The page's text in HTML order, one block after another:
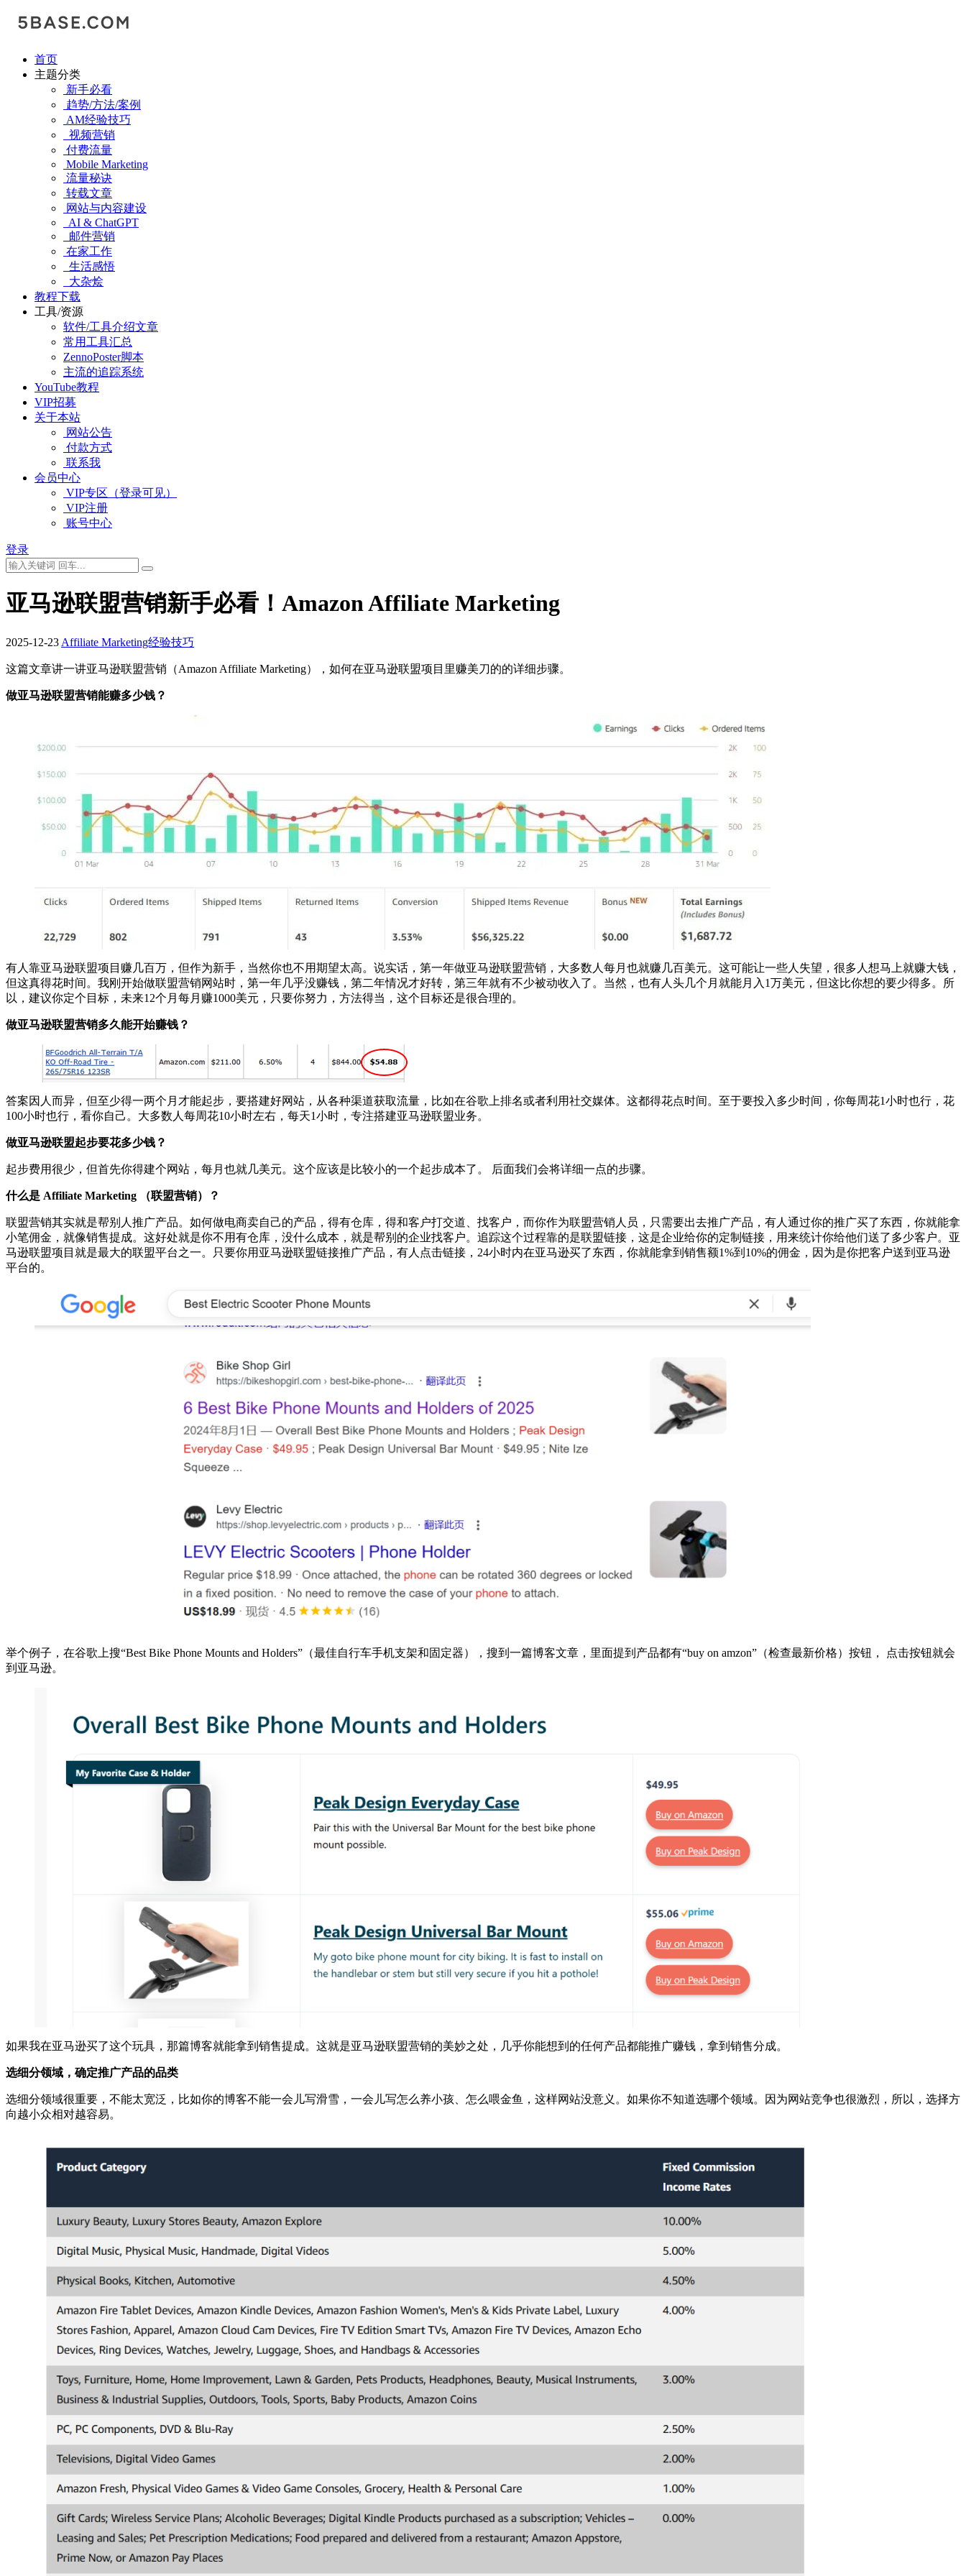
首页
主题分类
新手必看
趋势/方法/案例
AM经验技巧
视频营销
付费流量
Mobile Marketing
流量秘诀
转载文章
网站与内容建设
AI & ChatGPT
邮件营销
在家工作
生活感悟
大杂烩
教程下载
工具/资源
软件/工具介绍文章
常用工具汇总
ZennoPoster脚本
主流的追踪系统
YouTube教程
VIP招募
关于本站
网站公告
付款方式
联系我
会员中心
VIP专区（登录可见）
VIP注册
账号中心
登录
亚马逊联盟营销新手必看！Amazon Affiliate Marketing
2025-12-23 Affiliate Marketing经验技巧
这篇文章讲一讲亚马逊联盟营销（Amazon Affiliate Marketing），如何在亚马逊联盟项目里赚美刀的的详细步骤。
做亚马逊联盟营销能赚多少钱？
有人靠亚马逊联盟项目赚几百万，但作为新手，当然你也不用期望太高。说实话，第一年做亚马逊联盟营销，大多数人每月也就赚几百美元。这可能让一些人失望，很多人想马上就赚大钱，
但这真得花时间。我刚开始做联盟营销网站时，第一年几乎没赚钱，第二年情况才好转，第三年就有不少被动收入了。当然，也有人头几个月就能月入1万美元，但这比你想的要少得多。所
以，建议你定个目标，未来12个月每月赚1000美元，只要你努力，方法得当，这个目标还是很合理的。
做亚马逊联盟营销多久能开始赚钱？
答案因人而异，但至少得一两个月才能起步，要搭建好网站，从各种渠道获取流量，比如在谷歌上排名或者利用社交媒体。这都得花点时间。至于要投入多少时间，你每周花1小时也行，花
100小时也行，看你自己。大多数人每周花10小时左右，每天1小时，专注搭建亚马逊联盟业务。
做亚马逊联盟起步要花多少钱？
起步费用很少，但首先你得建个网站，每月也就几美元。这个应该是比较小的一个起步成本了。 后面我们会将详细一点的步骤。
什么是 Affiliate Marketing （联盟营销）？
联盟营销其实就是帮别人推广产品。如何做电商卖自己的产品，得有仓库，得和客户打交道、找客户，而你作为联盟营销人员，只需要出去推广产品，有人通过你的推广买了东西，你就能拿
小笔佣金，就像销售提成。这好处就是你不用有仓库，没什么成本，就是帮别的企业找客户。追踪这个过程靠的是联盟链接，这是企业给你的定制链接，用来统计你给他们送了多少客户。亚
马逊联盟项目就是最大的联盟平台之一。只要你用亚马逊联盟链接推广产品，有人点击链接，24小时内在亚马逊买了东西，你就能拿到销售额1%到10%的佣金，因为是你把客户送到亚马逊
平台的。
举个例子，在谷歌上搜“Best Bike Phone Mounts and Holders”（最佳自行车手机支架和固定器），搜到一篇博客文章，里面提到产品都有“buy on amzon”（检查最新价格）按钮， 点击按钮就会
到亚马逊。
如果我在亚马逊买了这个玩具，那篇博客就能拿到销售提成。这就是亚马逊联盟营销的美妙之处，几乎你能想到的任何产品都能推广赚钱，拿到销售分成。
选细分领域，确定推广产品的品类
选细分领域很重要，不能太宽泛，比如你的博客不能一会儿写滑雪，一会儿写怎么养小孩、怎么喂金鱼，这样网站没意义。如果你不知道选哪个领域。因为网站竞争也很激烈，所以，选择方
向越小众相对越容易。